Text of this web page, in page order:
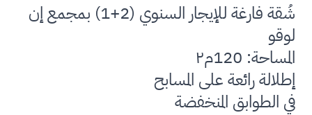
شُقة فارغة للإيجار السنوي (2+1) بمجمع إن
لوقو
المساحة: 120م٢
إطلالة رائعة على المسابح
في الطوابق المنخفضة